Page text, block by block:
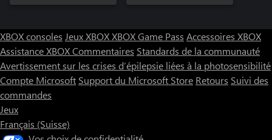
XBOX consoles Jeux XBOXXBOX Game Pass Accessoires XBOX
Assistance XBOXCommentaires Standards de la communauté
Avertissement sur les crises d’épilepsie liées à la photosensibilité
Compte Microsoft Support du Microsoft Store Retours Suivi des
commandes
Jeux
Français (Suisse)